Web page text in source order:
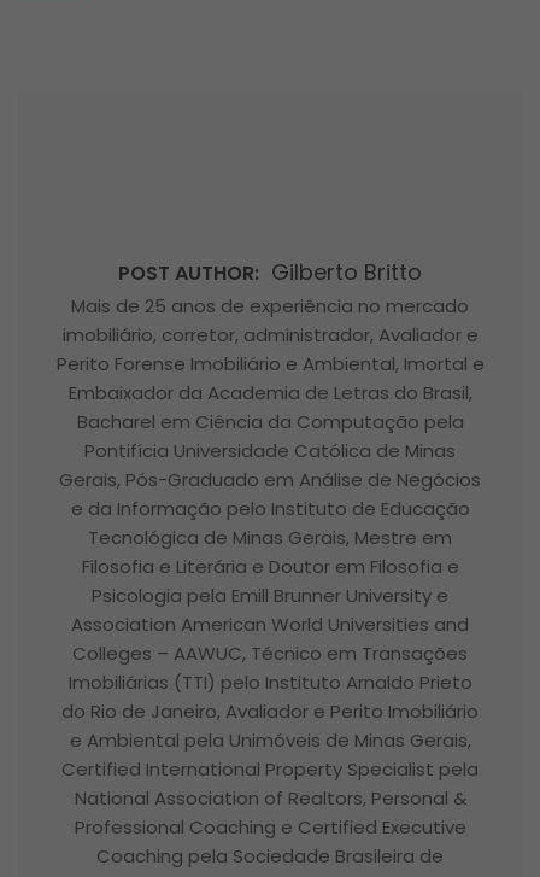
POST AUTHOR: Gilberto Britto
Mais de 25 anos de experiência no mercado
imobiliário, corretor, administrador, Avaliador e
Perito Forense Imobiliário e Ambiental, Imortal e
Embaixador da Academia de Letras do Brasil,
Bacharel em Ciência da Computação pela
Pontifícia Universidade Católica de Minas
Gerais, Pós-Graduado em Análise de Negócios
e da Informação pelo Instituto de Educação
Tecnológica de Minas Gerais, Mestre em
Filosofia e Literária e Doutor em Filosofia e
Psicologia pela Emill Brunner University e
Association American World Universities and
Colleges – AAWUC, Técnico em Transações
Imobiliárias (TTI) pelo Instituto Arnaldo Prieto
do Rio de Janeiro, Avaliador e Perito Imobiliário
e Ambiental pela Unimóveis de Minas Gerais,
Certified International Property Specialist pela
National Association of Realtors, Personal &
Professional Coaching e Certified Executive
Coaching pela Sociedade Brasileira de